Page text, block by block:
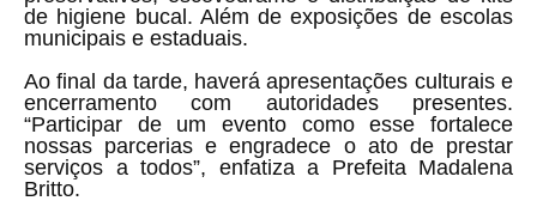
de higiene bucal. Além de exposições de escolas
municipais e estaduais.
Ao final da tarde, haverá apresentações culturais e
encerramento com autoridades presentes.
“Participar de um evento como esse fortalece
nossas parcerias e engradece o ato de prestar
serviços a todos”, enfatiza a Prefeita Madalena
Britto.